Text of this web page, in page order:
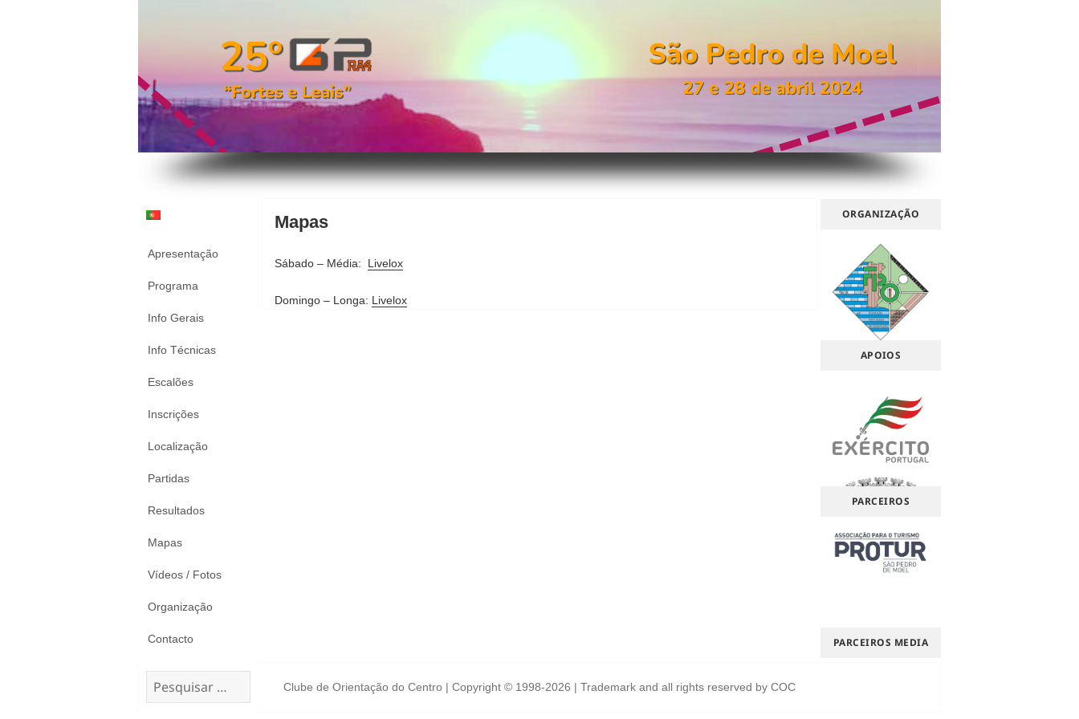
Apresentação
Programa
Info Gerais
Info Técnicas
Escalões
Inscrições
Localização
Partidas
Resultados
Mapas
Vídeos / Fotos
Organização
Contacto
por:
Mapas
Sábado – Média: Livelox
Domingo – Longa: Livelox
ORGANIZAÇÃO
APOIOS
PARCEIROS
PARCEIROS MEDIA
Clube de Orientação do Centro | Copyright © 1998-2026 | Trademark and all rights reserved by COC